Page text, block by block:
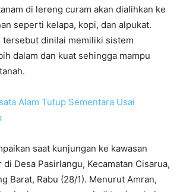
di lereng curam akan dialihkan ke
seperti kelapa, kopi, dan alpukat.
tersebut dinilai memiliki sistem
dalam dan kuat sehingga mampu
Alam Tutup Sementara Usai
saat kunjungan ke kawasan
Desa Pasirlangu, Kecamatan Cisarua,
Barat, Rabu (28/1). Menurut Amran,